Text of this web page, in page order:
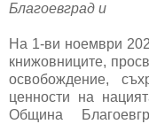
Благоевград и
На 1-ви ноември
книжовниците,
освобождение,
ценности на
Община